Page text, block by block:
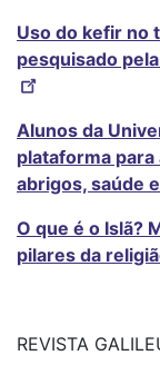
Uso do kefir no
pesquisado
Alunos da
plataforma
abrigos, saúde
O que é o Islã?
pilares da
REVISTA